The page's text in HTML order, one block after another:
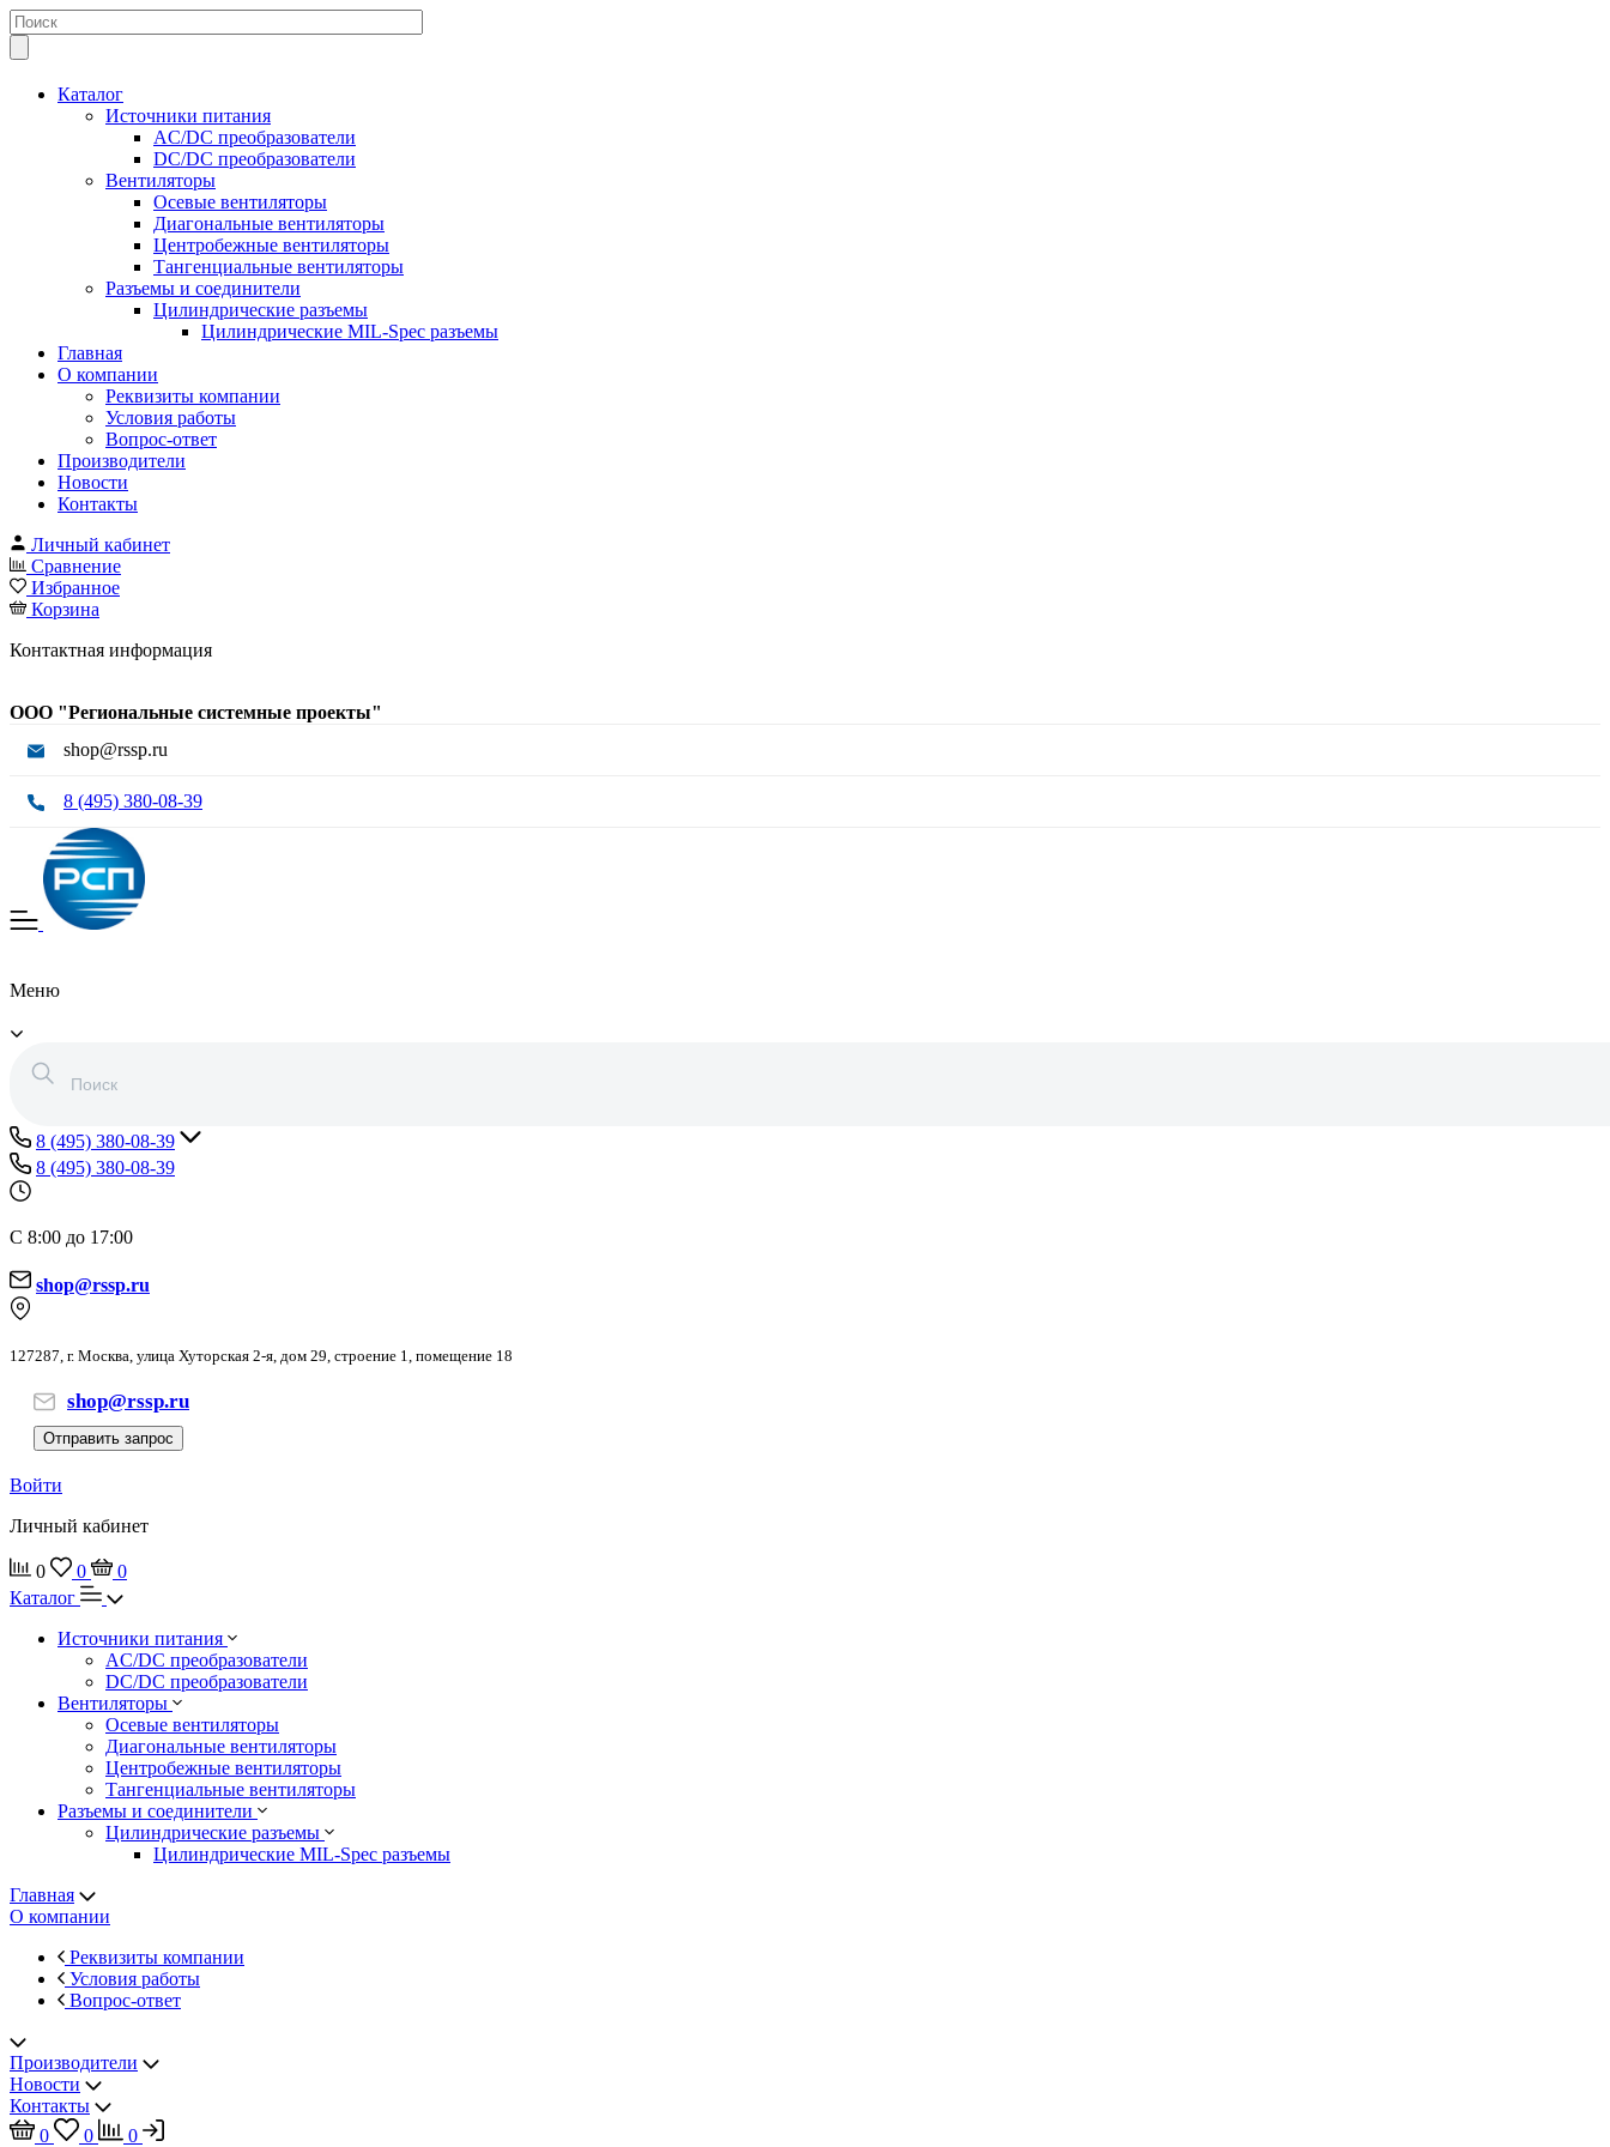
Каталог
Источники питания
AC/DC преобразователи
DC/DC преобразователи
Вентиляторы
Осевые вентиляторы
Диагональные вентиляторы
Центробежные вентиляторы
Тангенциальные вентиляторы
Разъемы и соединители
Цилиндрические разъемы
Цилиндрические MIL-Spec разъемы
Главная
О компании
Реквизиты компании
Условия работы
Вопрос-ответ
Производители
Новости
Контакты
Личный кабинет
Сравнение
Избранное
Корзина
Контактная информация
ООО "Региональные системные проекты"
shop@rssp.ru
8 (495) 380-08-39
Меню
8 (495) 380-08-39
8 (495) 380-08-39
С 8:00 до 17:00
shop@rssp.ru
127287, г. Москва, улица Хуторская 2-я, дом 29, строение 1, помещение 18
shop@rssp.ru
Отправить запрос
Войти
Личный кабинет
0 0
0
Каталог
Источники питания
AC/DC преобразователи
DC/DC преобразователи
Вентиляторы
Осевые вентиляторы
Диагональные вентиляторы
Центробежные вентиляторы
Тангенциальные вентиляторы
Разъемы и соединители
Цилиндрические разъемы
Цилиндрические MIL-Spec разъемы
Главная
О компании
Реквизиты компании
Условия работы
Вопрос-ответ
Производители
Новости
Контакты
0
0
0